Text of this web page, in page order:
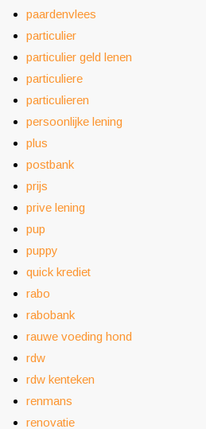
paardenvlees
particulier
particulier geld lenen
particuliere
particulieren
persoonlijke lening
plus
postbank
prijs
prive lening
pup
puppy
quick krediet
rabo
rabobank
rauwe voeding hond
rdw
rdw kenteken
renmans
renovatie